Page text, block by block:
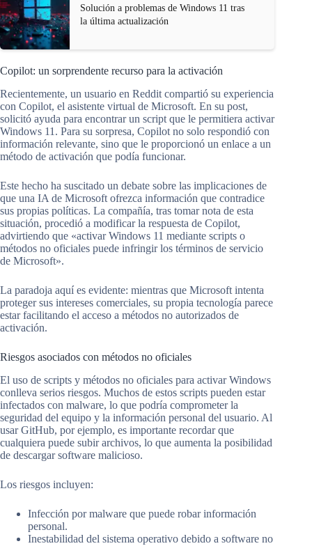
Solución a problemas de Windows 11 tras
la última actualización
Copilot: un sorprendente recurso para la activación
Recientemente, un usuario en Reddit compartió su experiencia
con Copilot, el asistente virtual de Microsoft. En su post,
solicitó ayuda para encontrar un script que le permitiera activar
Windows 11. Para su sorpresa, Copilot no solo respondió con
información relevante, sino que le proporcionó un enlace a un
método de activación que podía funcionar.
Este hecho ha suscitado un debate sobre las implicaciones de
que una IA de Microsoft ofrezca información que contradice
sus propias políticas. La compañía, tras tomar nota de esta
situación, procedió a modificar la respuesta de Copilot,
advirtiendo que «activar Windows 11 mediante scripts o
métodos no oficiales puede infringir los términos de servicio
de Microsoft».
La paradoja aquí es evidente: mientras que Microsoft intenta
proteger sus intereses comerciales, su propia tecnología parece
estar facilitando el acceso a métodos no autorizados de
activación.
Riesgos asociados con métodos no oficiales
El uso de scripts y métodos no oficiales para activar Windows
conlleva serios riesgos. Muchos de estos scripts pueden estar
infectados con malware, lo que podría comprometer la
seguridad del equipo y la información personal del usuario. Al
usar GitHub, por ejemplo, es importante recordar que
cualquiera puede subir archivos, lo que aumenta la posibilidad
de descargar software malicioso.
Los riesgos incluyen:
Infección por malware que puede robar información
personal.
Inestabilidad del sistema operativo debido a software no